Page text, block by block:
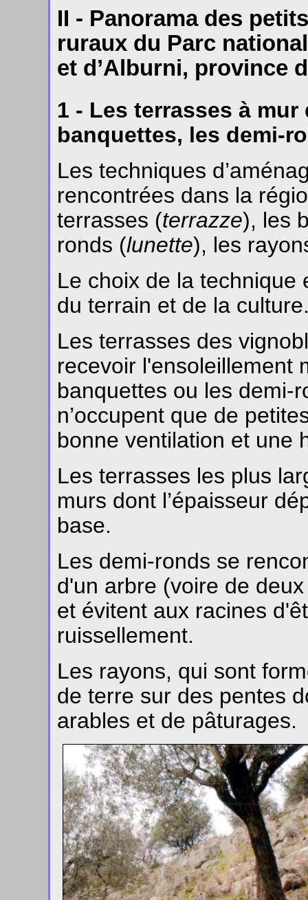
II - Panorama des
ruraux du Parc
et d’Alburni, province
1 - Les terrasses à
banquettes, les demi-
Les techniques
rencontrées dans la
terrasses (terrazze), les
ronds (lunette), les
Le choix de la technique
du terrain et de la
Les terrasses des
recevoir l'ensoleillement
banquettes ou les demi-
n’occupent que de
bonne ventilation et une
Les terrasses les plus
murs dont l’épaisseur
base.
Les demi-ronds se
d'un arbre (voire de
et évitent aux racines
ruissellement.
Les rayons, qui sont
de terre sur des pentes
arables et de pâturages.